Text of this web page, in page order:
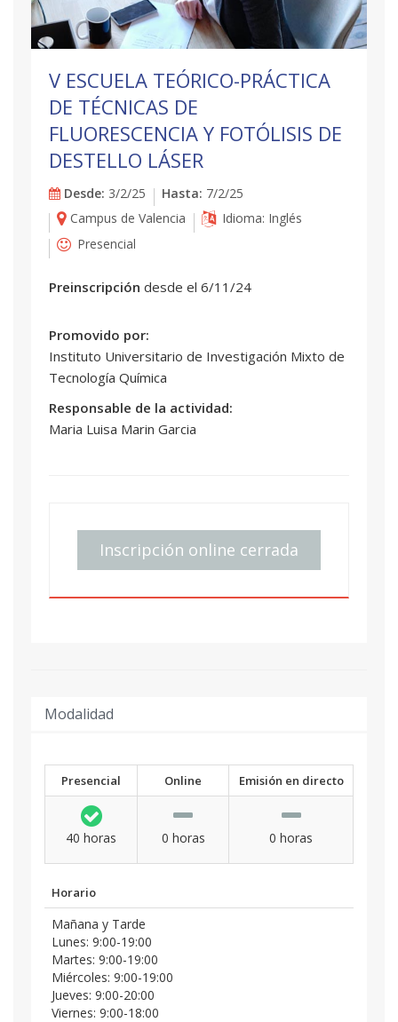
V ESCUELA TEÓRICO-PRÁCTICA
DE TÉCNICAS DE
FLUORESCENCIA Y FOTÓLISIS DE
DESTELLO LÁSER
Desde: 3/2/25 Hasta: 7/2/25
Campus de Valencia
Idioma: Inglés
Presencial
Preinscripción desde el 6/11/24
Promovido por:
Instituto Universitario de Investigación Mixto de
Tecnología Química
Responsable de la actividad:
Maria Luisa Marin Garcia
Inscripción online cerrada
Modalidad
Presencial Online Emisión en directo
40 horas 0 horas 0 horas
Horario
Mañana y Tarde
Lunes: 9:00-19:00
Martes: 9:00-19:00
Miércoles: 9:00-19:00
Jueves: 9:00-20:00
Viernes: 9:00-18:00